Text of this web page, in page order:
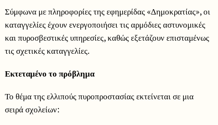
Σύμφωνα με πληροφορίες της εφημερίδας «Δημοκρατίας», οι
καταγγελίες έχουν ενεργοποιήσει τις αρμόδιες αστυνομικές
και πυροσβεστικές υπηρεσίες, καθώς εξετάζουν επισταμένως
τις σχετικές καταγγελίες.
Εκτεταμένο το πρόβλημα
Το θέμα της ελλιπούς πυροπροστασίας εκτείνεται σε μια
σειρά σχολείων: